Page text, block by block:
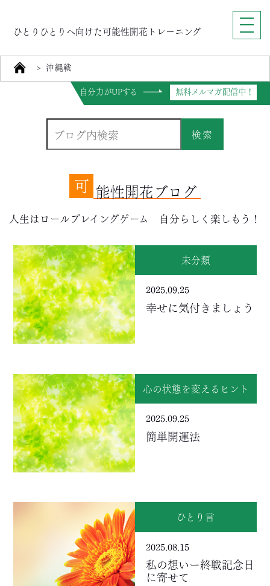
ひとりひとりへ向けた可能性開花トレーニング
> 沖縄戦
自分力がUPする
無料メルマガ配信中！
検索
可 能性開花ブログ
人生はロールプレイングゲーム 自分らしく楽しもう！
未分類
2025.09.25
幸せに気付きましょう
心の状態を変えるヒント
2025.09.25
簡単開運法
ひとり言
2025.08.15
私の想いー終戦記念日
に寄せて